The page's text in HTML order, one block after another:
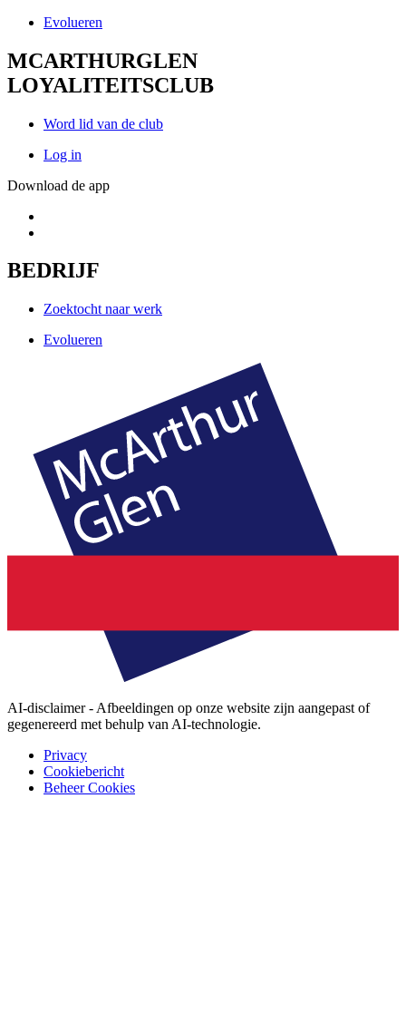
Evolueren
MCARTHURGLEN
LOYALITEITSCLUB
Word lid van de club
Log in
Download de app
BEDRIJF
Zoektocht naar werk
Evolueren
AI-disclaimer - Afbeeldingen op onze website zijn aangepast of
gegenereerd met behulp van AI-technologie.
Privacy
Cookiebericht
Beheer Cookies